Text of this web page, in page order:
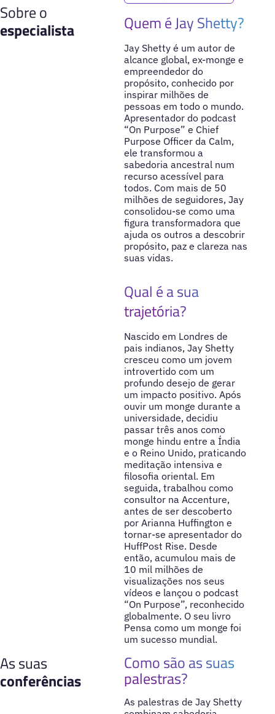
Sobre o
especialista
Quem é Jay Shetty?
Jay Shetty é um autor de
alcance global, ex-monge e
empreendedor do
propósito, conhecido por
inspirar milhões de
pessoas em todo o mundo.
Apresentador do podcast
“On Purpose” e Chief
Purpose Officer da Calm,
ele transformou a
sabedoria ancestral num
recurso acessível para
todos. Com mais de 50
milhões de seguidores, Jay
consolidou-se como uma
figura transformadora que
ajuda os outros a descobrir
propósito, paz e clareza nas
suas vidas.
Qual é a sua
trajetória?
Nascido em Londres de
pais indianos, Jay Shetty
cresceu como um jovem
introvertido com um
profundo desejo de gerar
um impacto positivo. Após
ouvir um monge durante a
universidade, decidiu
passar três anos como
monge hindu entre a Índia
e o Reino Unido, praticando
meditação intensiva e
filosofia oriental. Em
seguida, trabalhou como
consultor na Accenture,
antes de ser descoberto
por Arianna Huffington e
tornar-se apresentador do
HuffPost Rise. Desde
então, acumulou mais de
10 mil milhões de
visualizações nos seus
vídeos e lançou o podcast
“On Purpose”, reconhecido
globalmente. O seu livro
Pensa como um monge foi
um sucesso mundial.
As suas
conferências
Como são as suas
palestras?
As palestras de Jay Shetty